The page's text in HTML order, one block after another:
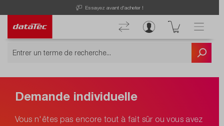
Essayez avant d'acheter !
Demande individuelle
Vous n'êtes pas encore tout à fait sûr ou vous avez